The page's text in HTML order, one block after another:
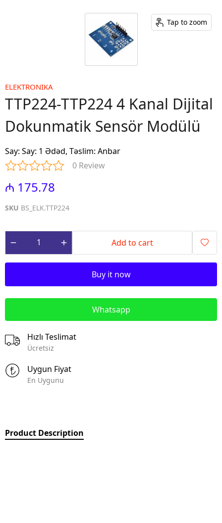
Tap to zoom
ELEKTRONIKA
TTP224-TTP224 4 Kanal Dijital
Dokunmatik Sensör Modülü
Say: Say: 1 Ədəd, Təslim: Anbar
0 Review
₼ 175.78
SKU BS_ELK.TTP224
Add to cart
Buy it now
Whatsapp
Hızlı Teslimat
Ücretsiz
Uygun Fiyat
En Uygunu
Product Description